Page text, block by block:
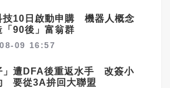
技10日啟動申購 機器人概念
「90後」富翁群
09 16:57
」遭DFA後重返水手 改簽小
要從3A拚回大聯盟